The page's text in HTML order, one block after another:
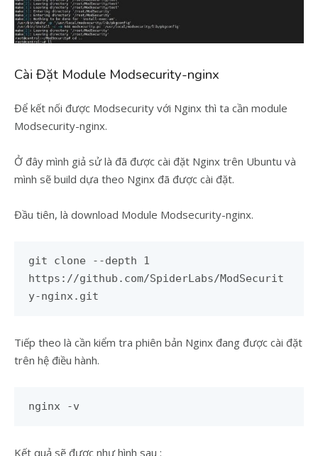
Cài Đặt Module Modsecurity-nginx
Để kết nối được Modsecurity với Nginx thì ta cần module
Modsecurity-nginx.
Ở đây mình giả sử là đã được cài đặt Nginx trên Ubuntu và
mình sẽ build dựa theo Nginx đã được cài đặt.
Đầu tiên, là download Module Modsecurity-nginx.
git clone --depth 1
https://github.com/SpiderLabs/ModSecurit
y-nginx.git
Tiếp theo là cần kiểm tra phiên bản Nginx đang được cài đặt
trên hệ điều hành.
nginx -v
Kết quả sẽ được như hình sau :